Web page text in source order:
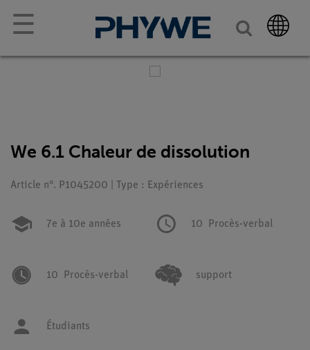
☰
We 6.1 Chaleur de dissolution
Article n°. P1045200 | Type : Expériences
7e à 10e années 10 Procès-verbal
10 Procès-verbal support
Étudiants